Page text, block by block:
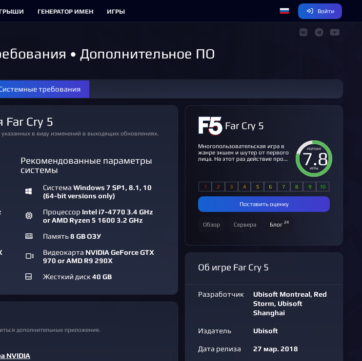
ГЕНЕРАТОР ИМЕН ИГРЫ Войти
• Дополнительное ПО
требования
Far Cry 5
указанных в виду изменений в выходящих обновлениях.
Рекомендованные параметры
системы
СистемаWindows 7 SP1, 8.1, 10
(64-bit versions only)
Процессор Intel i7-4770 3.4 GHz
or AMD Ryzen 5 1600 3.2 GHz
Память8 GB ОЗУ
Видеокарта NVIDIA GeForce GTX
970 or AMD R9 290X
Жесткий диск40 GB
дополнительные приложения.
NVIDIA
Far Cry 5
7.8
РЕЙТИНГ
ИГРЫ
Многопользовательская игра в
жанре экшен и шутер от первого
лица. На этот раз действие про...
Поставить оценку
Обзор Сервера Блог24
Об игре Far Cry 5
Разработчик
Ubisoft Montreal, Red
Storm, Ubisoft
Shanghai
Издатель Ubisoft
Дата релиза 27 мар. 2018